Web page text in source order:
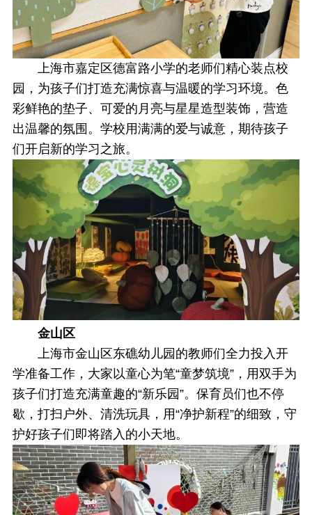
上海市嘉定区德富路小学的老师们精心装点校
园，为孩子们打造充满惊喜与温暖的学习环境。色
彩鲜艳的垫子、可爱的月亮与星星造型装饰，营造
出温馨的氛围。学校用满满的爱与诚意，期待孩子
们开启新的学习之旅。
金山区
上海市金山区东礁幼儿园的教师们全力投入开
学准备工作，大家以童心为笔“童梦筑境”，用双手为
孩子们打造充满童趣的“新乐园”。保育员们也不停
歇，打扫户外、清洗玩具，用“净护新程”的细致，守
护好孩子们即将踏入的小天地。